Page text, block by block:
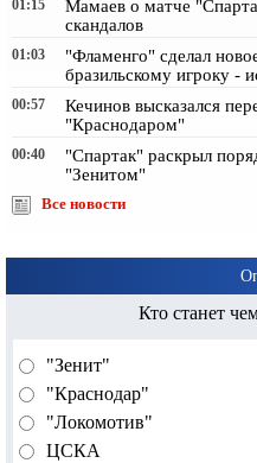
01:15
Мамаев о матче
скандалов
01:03
"Фламенго" сделал
бразильскому игроку -
00:57
Кечинов высказался
"Краснодаром"
00:40
"Спартак" раскрыл
"Зенитом"
Все новости
Кто станет
"Зенит"
"Краснодар"
"Локомотив"
ЦСКА